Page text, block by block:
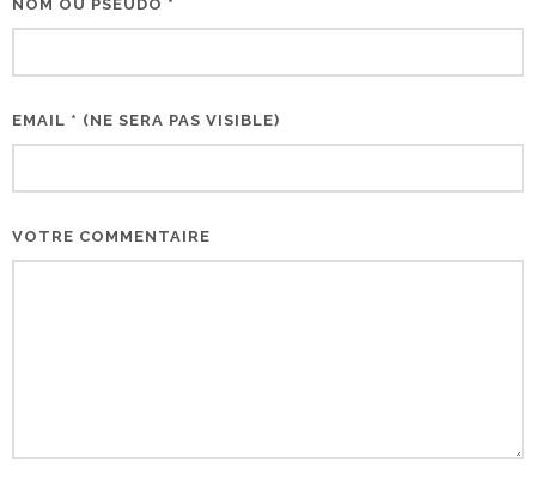
NOM OU PSEUDO *
EMAIL * (NE SERA PAS VISIBLE)
VOTRE COMMENTAIRE